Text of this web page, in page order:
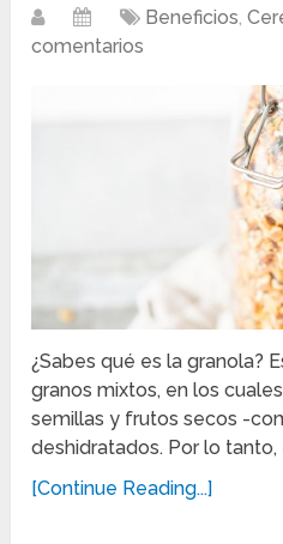
Beneficios,
comentarios
¿Sabes qué es la granola?
granos mixtos, en los
semillas y frutos secos -
deshidratados. Por lo tanto,
[Continue Reading...]